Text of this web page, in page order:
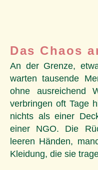
Das Chaos
An der Grenze,
warten tausende
ohne ausreichend
verbringen oft Tage
nichts als einer
einer NGO. Die
leeren Händen,
Kleidung, die sie